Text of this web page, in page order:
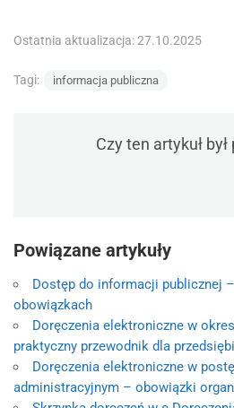
Ostatnia aktualizacja: 27.10.2025
Tagi: informacja publiczna
Czy ten artykuł
Powiązane artykuły
Dostęp do informacji publicznej
obowiązkach
Doręczenia elektroniczne w
praktyczny przewodnik dla
Doręczenia elektroniczne w
administracyjnym – obowiązki